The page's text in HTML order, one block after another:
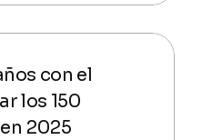
con el
los 150
2025